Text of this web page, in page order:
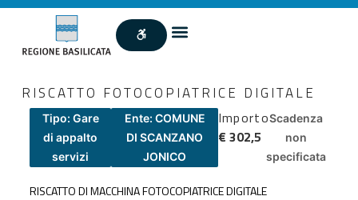
RISCATTO FOTOCOPIATRICE DIGITALE
Tipo: Gare
di appalto
servizi
Ente: COMUNE
DI SCANZANO
JONICO
Importo
€ 302,5
Scadenza
non
specificata
RISCATTO DI MACCHINA FOTOCOPIATRICE DIGITALE